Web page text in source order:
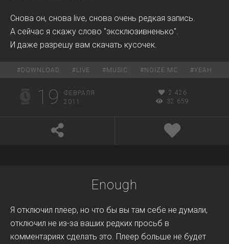
Снова он, снова live, снова очень редкая запись.
А сейчас я скажу слово "эксклюзивненько".
И даже разрешу вам скачать кусочек.
#DOWNLOAD #LIVE #MUSIC #NOIZE MC #YEAH
19
ФЕВРАЛЯ
2011
2 426
32 659
Enough
Я отключил плеер, но что бы вы там себе не думали,
отключил не из-за ваших редких просьб в
комментариях сделать это. Плеер больше не будет